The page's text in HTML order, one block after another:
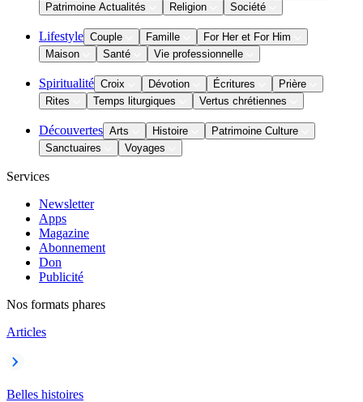
Patrimoine Actualités
Religion Société
Lifestyle Couple Famille
For Her et For Him
Maison
Santé Vie professionnelle
Spiritualité Croix Dévotion Écritures
Prière
Rites
Temps liturgiques Vertus chrétiennes
Découvertes Arts Histoire
Patrimoine Culture
Sanctuaires
Voyages
Services
Newsletter
Apps
Magazine
Abonnement
Don
Publicité
Nos formats phares
Articles
Belles histoires